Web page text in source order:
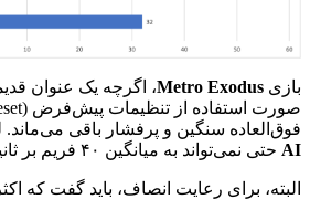
بازی Metro Exodus، اگرچه یک عنوان
صورت استفاده از تنظیمات پیش‌فرض (Preset)
فوق‌العاده سنگین و پرفشار باقی
AI حتی نمی‌تواند به میانگین ۴۰ فریم بر ثانیه (FPS) برسد.
البته، برای رعایت انصاف، باید گفت که